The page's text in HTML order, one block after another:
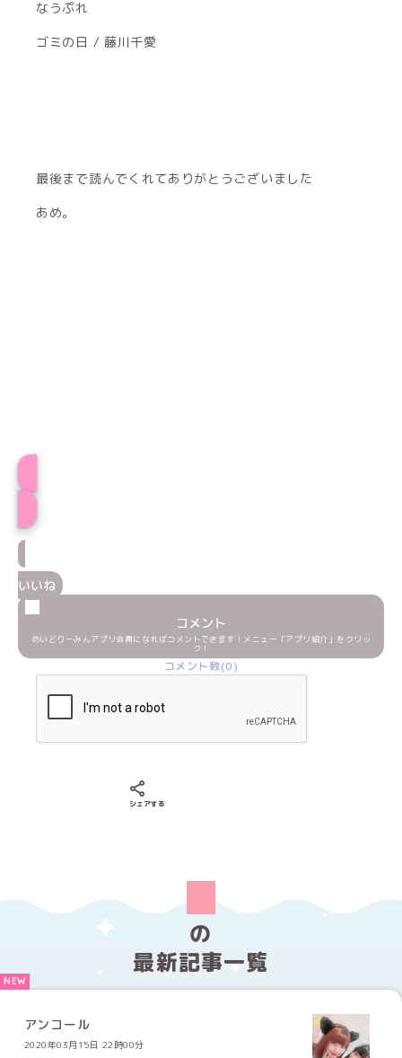
なうぷれ
ゴミの日 / 藤川千愛
最後まで読んでくれてありがとうございました
あめ。
いいね
コメント
めいどりーみんアプリ会員になればコメントできます！メニュー「アプリ紹介」をクリッ
ク！
コメント数(0)
シェアする
の
最新記事一覧
アンコール
2020年03月15日 22時00分